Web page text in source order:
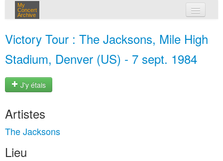
My
Concert
Archive
Victory Tour : The Jacksons, Mile High
Stadium, Denver (US) - 7 sept. 1984
J'y étais
Artistes
The Jacksons
Lieu